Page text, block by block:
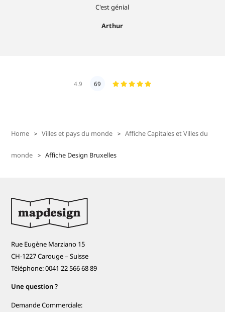
C'est génial
Arthur
4.9 69
Home Villes et pays du monde Affiche Capitales et Villes du
monde Affiche Design Bruxelles
Rue Eugène Marziano 15
CH-1227 Carouge – Suisse
Téléphone: 0041 22 566 68 89
Une question ?
Demande Commerciale: